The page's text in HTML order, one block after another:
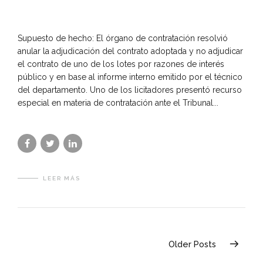
Supuesto de hecho: El órgano de contratación resolvió
anular la adjudicación del contrato adoptada y no adjudicar
el contrato de uno de los lotes por razones de interés
público y en base al informe interno emitido por el técnico
del departamento. Uno de los licitadores presentó recurso
especial en materia de contratación ante el Tribunal...
LEER MÁS
Older Posts